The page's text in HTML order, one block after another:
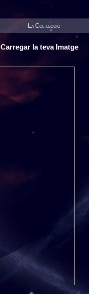
La Col·lecció
Carregar la teva Imatge